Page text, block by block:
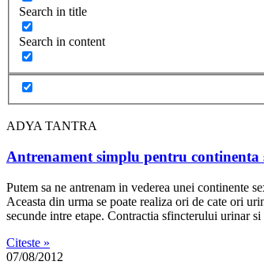
Search in title
Search in content
ADYA TANTRA
Antrenament simplu pentru continenta
Putem sa ne antrenam in vederea unei continente
Aceasta din urma se poate realiza ori de cate ori
secunde intre etape. Contractia sfincterului urinar si
Citeste »
07/08/2012